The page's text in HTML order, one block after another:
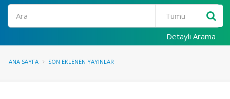
Ara
Detaylı Arama
ANA SAYFA SON EKLENEN YAYINLAR